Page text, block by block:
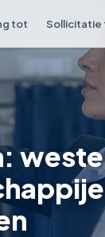
tot Sollicitatie